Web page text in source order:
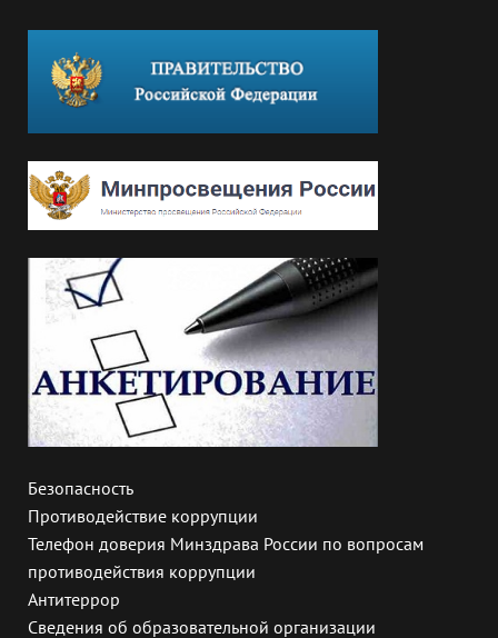
Безопасность
Противодействие коррупции
Телефон доверия Минздрава России по вопросам
противодействия коррупции
Антитеррор
Сведения об образовательной организации